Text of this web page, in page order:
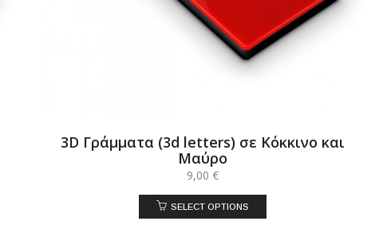
3D Γράμματα (3d letters) σε Κόκκινο και
Μαύρο
9,00€
SELECT OPTIONS